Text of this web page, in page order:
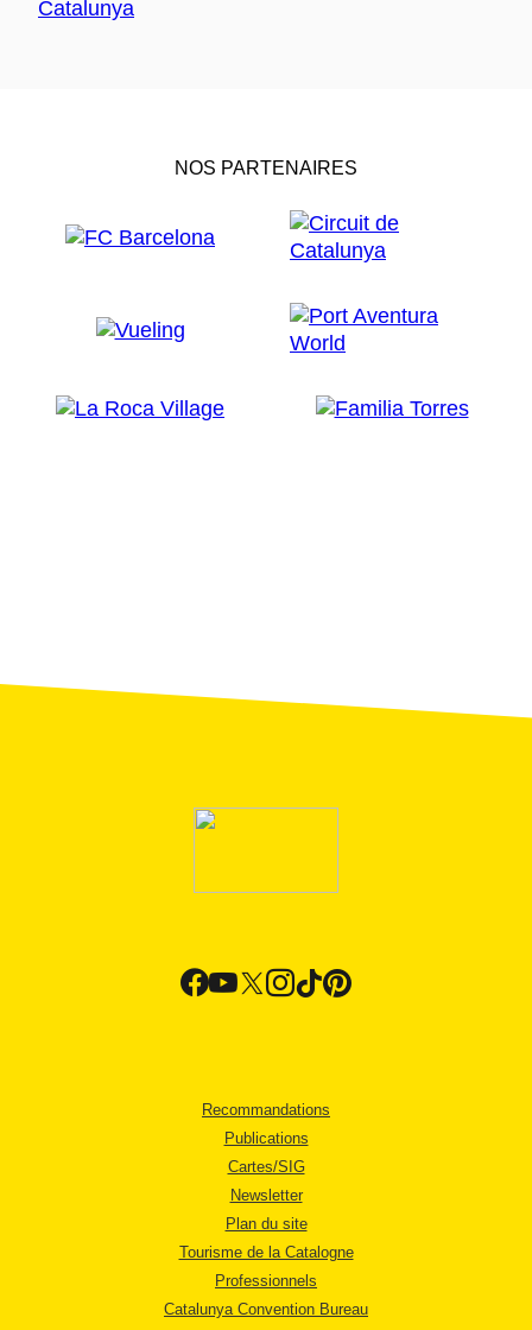
NOS PARTENAIRES
Recommandations
Publications
Cartes/SIG
Newsletter
Plan du site
Tourisme de la Catalogne
Professionnels
Catalunya Convention Bureau